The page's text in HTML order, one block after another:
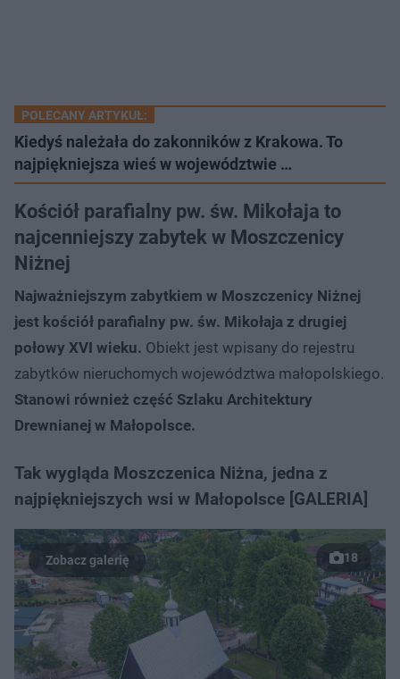
POLECANY ARTYKUŁ:
Kiedyś należała do zakonników z Krakowa. To
najpiękniejsza wieś w województwie …
Kościół parafialny pw. św. Mikołaja to
najcenniejszy zabytek w Moszczenicy
Niżnej
Najważniejszym zabytkiem w Moszczenicy Niżnej
jest kościół parafialny pw. św. Mikołaja z drugiej
połowy XVI wieku. Obiekt jest wpisany do rejestru
zabytków nieruchomych województwa małopolskiego.
Stanowi również część Szlaku Architektury
Drewnianej w Małopolsce.
Tak wygląda Moszczenica Niżna, jedna z
najpiękniejszych wsi w Małopolsce [GALERIA]
18